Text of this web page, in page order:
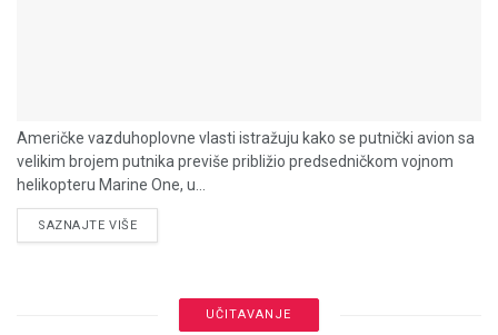
Američke vazduhoplovne vlasti istražuju kako se putnički avion sa
velikim brojem putnika previše približio predsedničkom vojnom
helikopteru Marine One, u...
SAZNAJTE VIŠEDETAILS
UČITAVANJE